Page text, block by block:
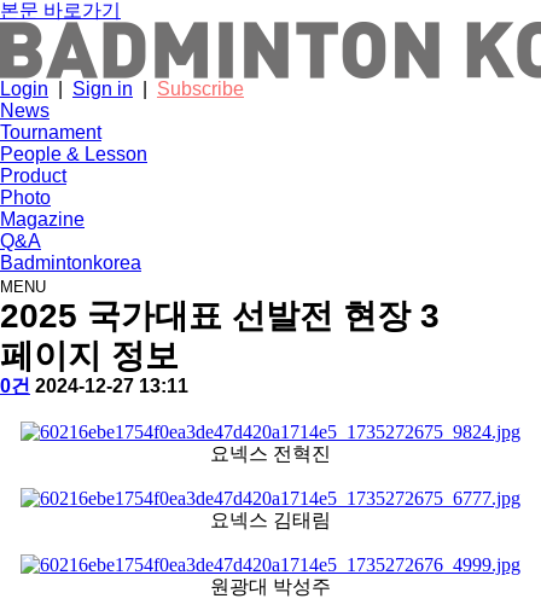
본문 바로가기
Login Sign in
Subscribe
News
Tournament
People & Lesson
Product
Photo
Magazine
Q&A
Badmintonkorea
MENU
photo
2025 국가대표 선발전 현장 3
페이지 정보
작
배
댓
0건 작
일
2024-12-27 13:11
본
요넥스 전혁진
요넥스 김태림
원광대 박성주